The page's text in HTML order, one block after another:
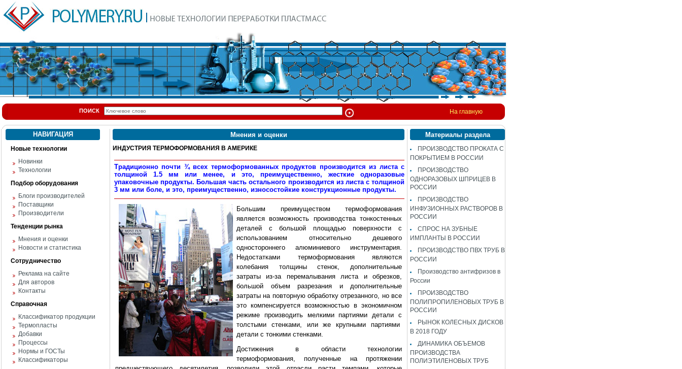
ПОИСК На главную
НАВИГАЦИЯ
Новые технологии
Новинки
Технологии
Подбор оборудования
Блоги производителей
Поставщики
Производители
Тенденции рынка
Мнения и оценки
Новости и статистика
Сотрудничество
Реклама на сайте
Для авторов
Контакты
Справочная
Классификатор продукции
Термопласты
Добавки
Процессы
Нормы и ГОСТы
Классификаторы
Мнения и оценки
ИНДУСТРИЯ ТЕРМОФОРМОВАНИЯ В АМЕРИКЕ
Традиционно почти ¾ всех термоформованных продуктов производится из листа с
толщиной 1.5 мм или менее, и это, преимущественно, жесткие одноразовые
упаковочные продукты. Большая часть остального производится из листа с толщиной
3 мм или боле, и это, преимущественно, износостойкие конструкционные продукты.
Большим преимуществом термоформования
является возможность производства тонкостенных
деталей с большой площадью поверхности с
использованием относительно дешевого
одностороннего алюминиевого инструментария.
Недостатками термоформования являются
колебания толщины стенок, дополнительные
затраты из-за перемалывания листа и обрезков,
большой объем разрезания и дополнительные
затраты на повторную обработку отрезанного, но все
это компенсируется возможностью в экономичном
режиме производить мелкими партиями детали с
толстыми стенками, или же крупными партиями
детали с тонкими стенками.
Достижения в области технологии
термоформования, полученные на протяжении
Материалы раздела
ПРОИЗВОДСТВО ПРОКАТА С
ПОКРЫТИЕМ В РОССИИ
ПРОИЗВОДСТВО
ОДНОРАЗОВЫХ ШПРИЦЕВ В
РОССИИ
ПРОИЗВОДСТВО
ИНФУЗИОННЫХ РАСТВОРОВ В
РОССИИ
СПРОС НА ЗУБНЫЕ
ИМПЛАНТЫ В РОССИИ
ПРОИЗВОДСТВО ПВХ ТРУБ В
РОССИИ
Производство антифризов в
России
ПРОИЗВОДСТВО
ПОЛИПРОПИЛЕНОВЫХ ТРУБ В
РОССИИ
РЫНОК КОЛЕСНЫХ ДИСКОВ
В 2018 ГОДУ
ДИНАМИКА ОБЪЕМОВ
ПРОИЗВОДСТВА
ПОЛИЭТИЛЕНОВЫХ ТРУБ